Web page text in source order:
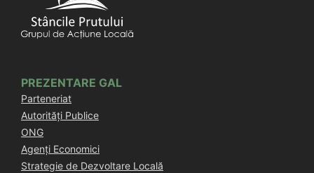
PREZENTARE GAL
Parteneriat
Autorități Publice
ONG
Agenți Economici
Strategie de Dezvoltare Locală